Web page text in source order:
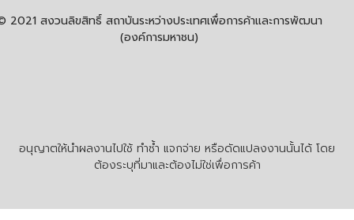
อนุญาตให้นำผลงานไปใช้ ทำซ้ำ แจกจ่าย หรือดัดแปลงงานนั้นได้ โดย
ต้องระบุที่มาและต้องไม่ใช่เพื่อการค้า
2021 สงวนลิขสิทธิ์ สถาบันระหว่างประเทศเพื่อการค้าและการพัฒนา
(องค์การมหาชน)